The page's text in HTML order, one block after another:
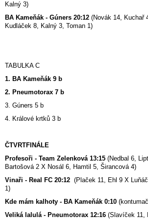
Kalný 3)
BA Kameňák - Gúners 20:12 (Novák 14, Kuchař
Kudláček 8, Kalný 3, Toman 1)
TABULKA C
1. BA Kameňák 9 b
2. Pneumotorax 7 b
3. Gúners 5 b
4. Králové krtků 3 b
ČTVRTFINÁLE
Profesoři - Team Zelenková 13:15 (Nedbal 6,
Bartošová 2 X Nosál 6, Hamtil 5, Širancová 4)
Vinaři - Real FC 20:12 (Plaček 11, Ehl 9 X
1)
Kde mám kalhoty - BA Kameňák 0:10
Veliká lalulá - Pneumotorax 12:16 (Slavíček 11,